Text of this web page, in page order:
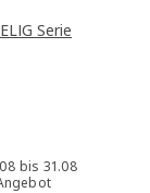
Serie
St.
bis 31.08